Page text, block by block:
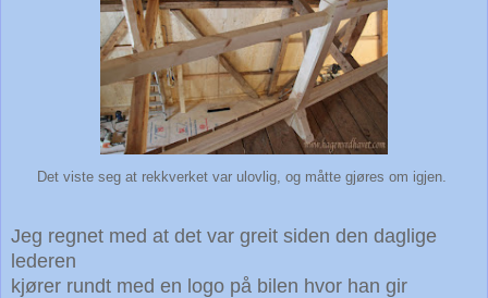
Det viste seg at rekkverket var ulovlig, og måtte gjøres om igjen.
Jeg regnet med at det var greit siden den daglige
lederen
kjører rundt med en logo på bilen hvor han gir